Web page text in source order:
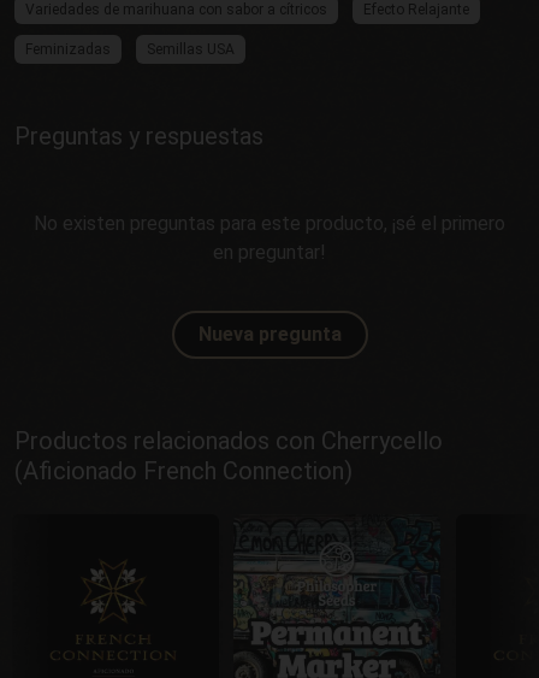
Variedades de marihuana con sabor a cítricos Efecto Relajante
Feminizadas Semillas USA
Preguntas y respuestas
No existen preguntas para este producto, ¡sé el primero
en preguntar!
Nueva pregunta
Productos relacionados con Cherrycello
(Aficionado French Connection)